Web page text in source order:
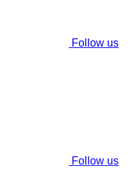
Follow us
Follow us